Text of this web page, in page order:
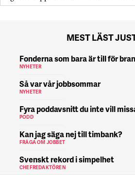
MEST LÄST
Fonderna som bara är till för
NYHETER
Så var vår jobbsommar
NYHETER
Fyra poddavsnitt du inte vill
PODD
Kan jag säga nej till timbank?
FRÅGA OM JOBBET
Svenskt rekord i simpelhet
CHEFREDAKTÖREN